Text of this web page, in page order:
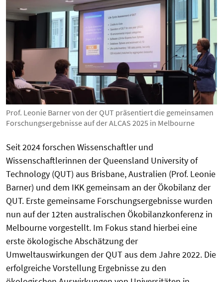
Prof. Leonie Barner von der QUT präsentiert die gemeinsamen
Forschungsergebnisse auf der ALCAS 2025 in Melbourne
Seit 2024 forschen Wissenschaftler und
Wissenschaftlerinnen der Queensland University of
Technology (QUT) aus Brisbane, Australien (Prof. Leonie
Barner) und dem IKK gemeinsam an der Ökobilanz der
QUT. Erste gemeinsame Forschungsergebnisse wurden
nun auf der 12ten australischen Ökobilanzkonferenz in
Melbourne vorgestellt. Im Fokus stand hierbei eine
erste ökologische Abschätzung der
Umweltauswirkungen der QUT aus dem Jahre 2022. Die
erfolgreiche Vorstellung Ergebnisse zu den